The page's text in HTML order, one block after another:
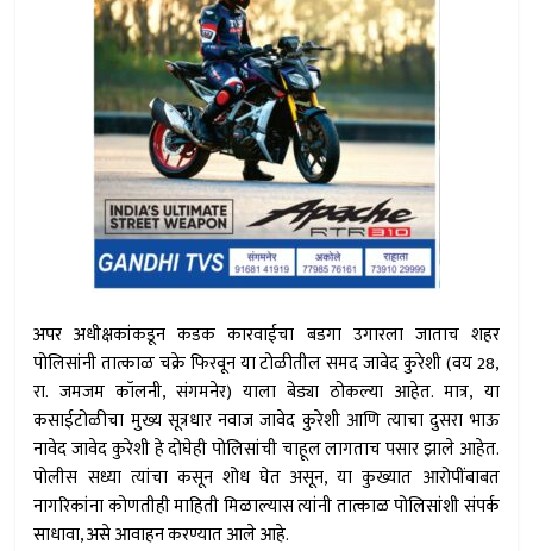
अपर अधीक्षकांकडून कडक कारवाईचा बडगा उगारला जाताच शहर
पोलिसांनी तात्काळ चक्रे फिरवून या टोळीतील समद जावेद कुरेशी (वय 28,
रा. जमजम कॉलनी, संगमनेर) याला बेड्या ठोकल्या आहेत. मात्र, या
कसाईटोळीचा मुख्य सूत्रधार नवाज जावेद कुरेशी आणि त्याचा दुसरा भाऊ
नावेद जावेद कुरेशी हे दोघेही पोलिसांची चाहूल लागताच पसार झाले आहेत.
पोलीस सध्या त्यांचा कसून शोध घेत असून, या कुख्यात आरोपींबाबत
नागरिकांना कोणतीही माहिती मिळाल्यास त्यांनी तात्काळ पोलिसांशी संपर्क
साधावा, असे आवाहन करण्यात आले आहे.